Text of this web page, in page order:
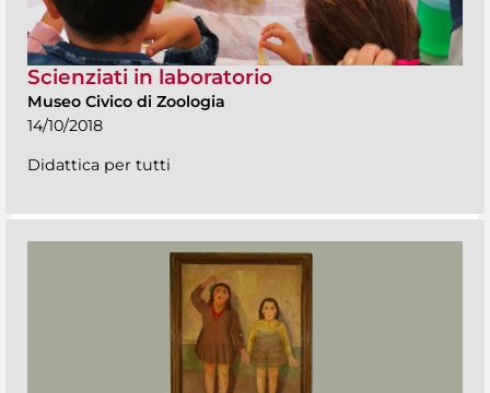
Scienziati in laboratorio
Museo Civico di Zoologia
14/10/2018
Didattica per tutti